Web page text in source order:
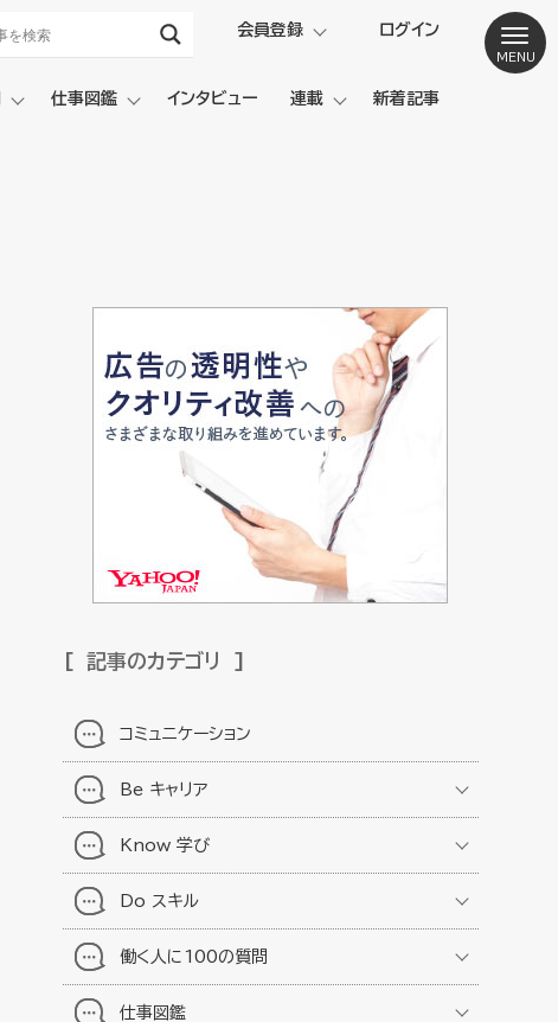
会員登録 ログイン
仕事図鑑 インタビュー 連載 新着記事
記事のカテゴリ
コミュニケーション
Be キャリア
Know 学び
Do スキル
働く人に100の質問
仕事図鑑